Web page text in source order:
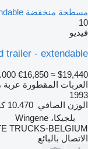
مسطحة منخفضة Nooteboom Low bed trailer - extendable
10
فيديو
trailer - extendable
€16,850 ≈ $19,440
العربات المقطورة
1993
الوزن الصافي 10.470 كجم
بلجيكا، Wingene
TRUCKS-BELGIUM
الاتصال بالبائع